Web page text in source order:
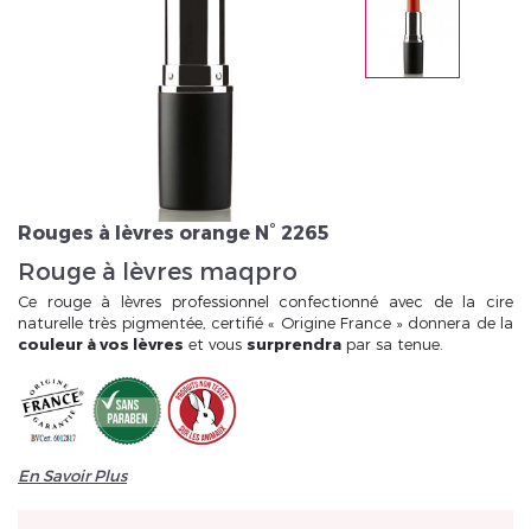
Rouges à lèvres orange N° 2265
Rouge à lèvres maqpro
Ce rouge à lèvres professionnel confectionné avec de la cire
naturelle très pigmentée, certifié « Origine France » donnera de la
couleur à vos lèvres et vous surprendra par sa tenue.
En Savoir Plus